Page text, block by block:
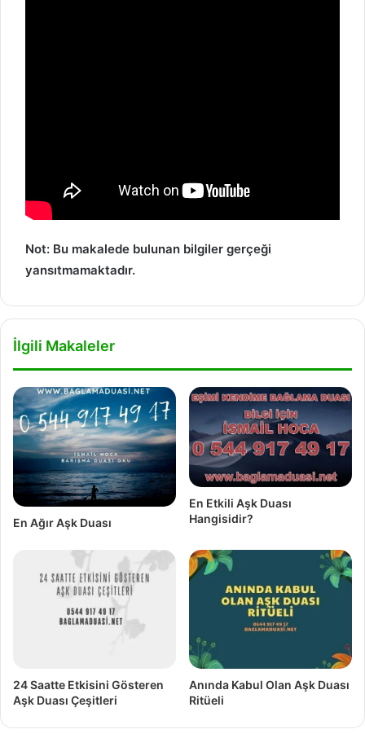
Not: Bu makalede bulunan bilgiler gerçeği
yansıtmamaktadır.
İlgili Makaleler
En Ağır Aşk Duası
En Etkili Aşk Duası
Hangisidir?
24 Saatte Etkisini Gösteren
Aşk Duası Çeşitleri
Anında Kabul Olan Aşk Duası
Ritüeli